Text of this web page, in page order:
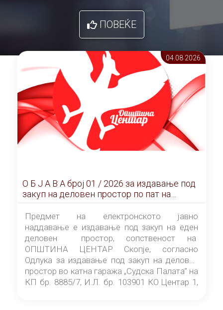
ПОВЕЌЕ
04.08 2026
О Б Ј А В А брoj 01 / 2026 за издавање под
закуп на деловен простор по пат на
ЕЛЕКТРОНСКО ЈАВНО НАДДАВАЊЕ
Предмет на електронското јавно
наддавање е издавање под закуп на еден
деловен простор, сопственост на
ОПШТИНА ЦЕНТАР Скопје, согласно
Одлука за издавање под закуп на деловен
простор во катна гаража „Судска Палата” на
КП бр. 8885/7, И.Л. бр. 103901 КО Центар 1,